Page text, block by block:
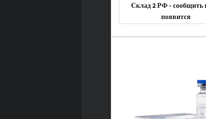
Склад 2 РФ - сообщить
появится